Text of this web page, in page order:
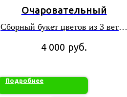
Очаровательный
Сборный букет цветов из 3 веток
гипсофилы
4 000 руб.
Подробнее